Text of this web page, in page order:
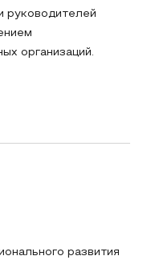
руководителей
организаций.
развития